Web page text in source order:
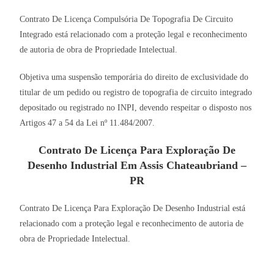
Contrato De Licença Compulsória De Topografia De Circuito
Integrado está relacionado com a proteção legal e reconhecimento
de autoria de obra de Propriedade Intelectual.
Objetiva uma suspensão temporária do direito de exclusividade do
titular de um pedido ou registro de topografia de circuito integrado
depositado ou registrado no INPI, devendo respeitar o disposto nos
Artigos 47 a 54 da Lei nº 11.484/2007.
Contrato De Licença Para Exploração De
Desenho Industrial Em Assis Chateaubriand –
PR
Contrato De Licença Para Exploração De Desenho Industrial está
relacionado com a proteção legal e reconhecimento de autoria de
obra de Propriedade Intelectual.